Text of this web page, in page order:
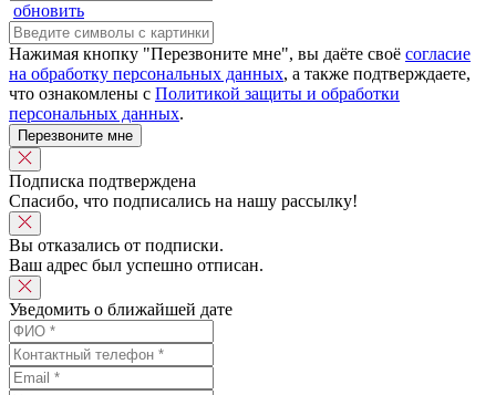
обновить
Нажимая кнопку "Перезвоните мне", вы даёте своё согласие
на обработку персональных данных, а также подтверждаете,
что ознакомлены с Политикой защиты и обработки
персональных данных.
Перезвоните мне
Подписка подтверждена
Спасибо, что подписались на нашу рассылку!
Вы отказались от подписки.
Ваш адрес был успешно отписан.
Уведомить о ближайшей дате